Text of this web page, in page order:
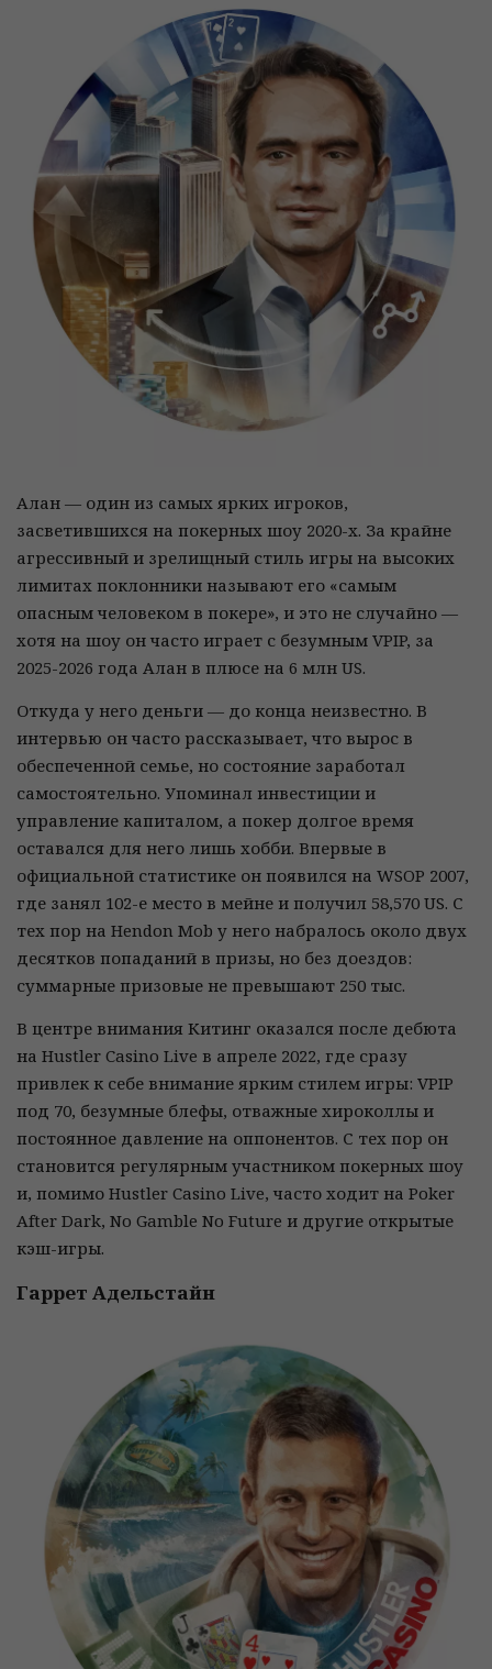
Алан — один из самых ярких игроков,
засветившихся на покерных шоу 2020-х. За крайне
агрессивный и зрелищный стиль игры на высоких
лимитах поклонники называют его «самым
опасным человеком в покере», и это не случайно —
хотя на шоу он часто играет с безумным VPIP, за
2025-2026 года Алан в плюсе на 6 млн US.
Откуда у него деньги — до конца неизвестно. В
интервью он часто рассказывает, что вырос в
обеспеченной семье, но состояние заработал
самостоятельно. Упоминал инвестиции и
управление капиталом, а покер долгое время
оставался для него лишь хобби. Впервые в
официальной статистике он появился на WSOP 2007,
где занял 102-е место в мейне и получил 58,570 US. С
тех пор на Hendon Mob у него набралось около двух
десятков попаданий в призы, но без доездов:
суммарные призовые не превышают 250 тыс.
В центре внимания Китинг оказался после дебюта
на Hustler Casino Live в апреле 2022, где сразу
привлек к себе внимание ярким стилем игры: VPIP
под 70, безумные блефы, отважные хироколлы и
постоянное давление на оппонентов. С тех пор он
становится регулярным участником покерных шоу
и, помимо Hustler Casino Live, часто ходит на Poker
After Dark, No Gamble No Future и другие открытые
кэш-игры.
Гаррет Адельстайн